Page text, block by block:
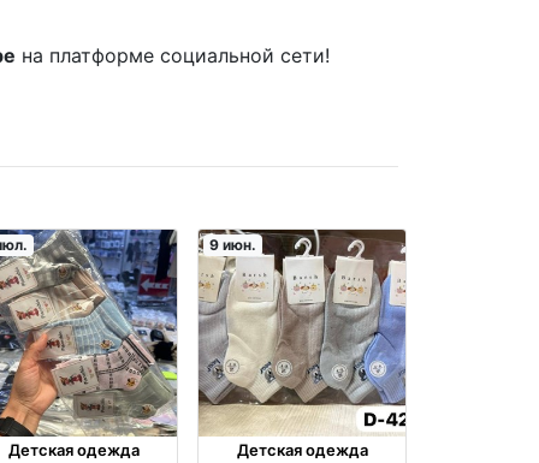
на платформе социальной сети!
Детская одежда
9 июн.
Детская одежда